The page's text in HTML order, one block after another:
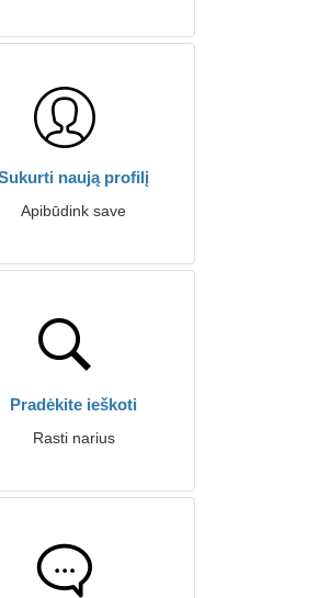
naują profilį
Apibūdink save
Pradėkite ieškoti
Rasti narius